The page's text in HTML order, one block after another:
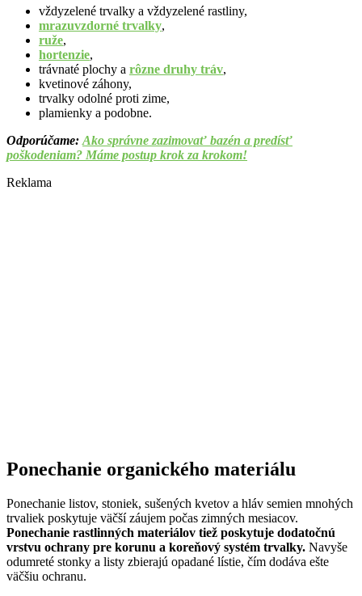
vždyzelené trvalky a vždyzelené rastliny,
mrazuvzdorné trvalky,
ruže,
hortenzie,
trávnaté plochy a rôzne druhy tráv,
kvetinové záhony,
trvalky odolné proti zime,
plamienky a podobne.
Odporúčame: Ako správne zazimovať bazén a predísť
poškodeniam? Máme postup krok za krokom!
Reklama
Ponechanie organického materiálu
Ponechanie listov, stoniek, sušených kvetov a hláv semien mnohých
trvaliek poskytuje väčší záujem počas zimných mesiacov.
Ponechanie rastlinných materiálov tiež poskytuje dodatočnú
vrstvu ochrany pre korunu a koreňový systém trvalky. Navyše
odumreté stonky a listy zbierajú opadané lístie, čím dodáva ešte
väčšiu ochranu.